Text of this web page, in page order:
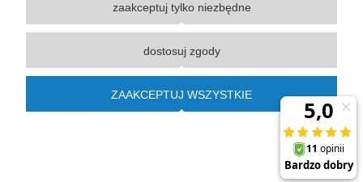
Płatności i dostawa
Informacje
zaakceptuj tylko niezbędne
dostosuj zgody
ZAAKCEPTUJ WSZYSTKIE